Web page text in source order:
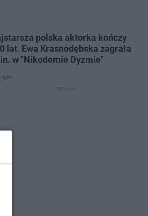
polska aktorka kończy
lat. Ewa Krasnodębska zagrała
w "Nikodemie Dyzmie"
AKPA